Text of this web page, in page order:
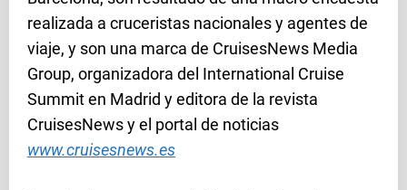
realizada a cruceristas nacionales y agentes de
viaje, y son una marca de CruisesNews Media
Group, organizadora del International Cruise
Summit en Madrid y editora de la revista
CruisesNews y el portal de noticias
www.cruisesnews.es